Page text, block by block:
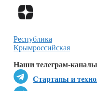
Наши телеграм-
Стартапы и
Республика
Крымроссийская